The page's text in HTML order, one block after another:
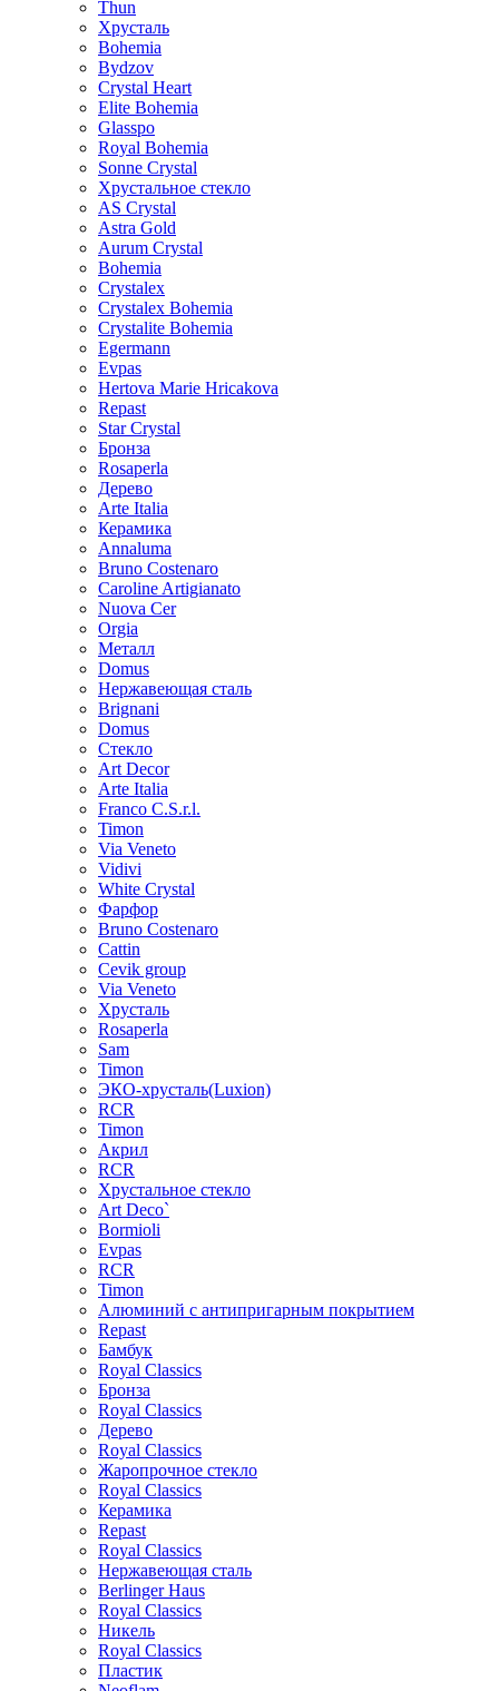
Thun
Хрусталь
Bohemia
Bydzov
Crystal Heart
Elite Bohemia
Glasspo
Royal Bohemia
Sonne Crystal
Хрустальное стекло
AS Crystal
Astra Gold
Aurum Crystal
Bohemia
Crystalex
Crystalex Bohemia
Crystalite Bohemia
Egermann
Evpas
Hertova Marie Hricakova
Repast
Star Crystal
Бронза
Rosaperla
Дерево
Arte Italia
Керамика
Annaluma
Bruno Costenaro
Caroline Artigianato
Nuova Cer
Orgia
Металл
Domus
Нержавеющая сталь
Brignani
Domus
Стекло
Art Decor
Arte Italia
Franco C.S.r.l.
Timon
Via Veneto
Vidivi
White Crystal
Фарфор
Bruno Costenaro
Cattin
Cevik group
Via Veneto
Хрусталь
Rosaperla
Sam
Timon
ЭКО-хрусталь(Luxion)
RCR
Timon
Акрил
RCR
Хрустальное стекло
Art Deco`
Bormioli
Evpas
RCR
Timon
Алюминий с антипригарным покрытием
Repast
Бамбук
Royal Classics
Бронза
Royal Classics
Дерево
Royal Classics
Жаропрочное стекло
Royal Classics
Керамика
Repast
Royal Classics
Нержавеющая сталь
Berlinger Haus
Royal Classics
Никель
Royal Classics
Пластик